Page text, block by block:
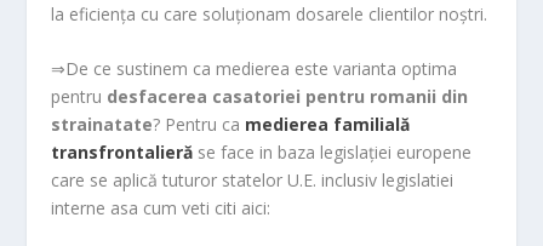
la eficiența cu care soluționam dosarele clientilor noștri.
⇒De ce sustinem ca medierea este varianta optima
pentru desfacerea casatoriei pentru romanii din
strainatate? Pentru ca medierea familială
transfrontalieră se face in baza legislației europene
care se aplică tuturor statelor U.E. inclusiv legislatiei
interne asa cum veti citi aici: